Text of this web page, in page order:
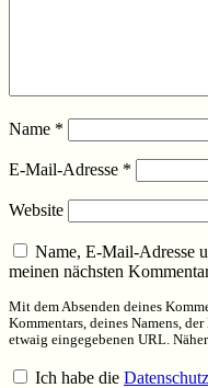
Name *
E-Mail-Adresse *
Website
Name, E-Mail-Adresse
meinen nächsten
Mit dem Absenden deines
Kommentars, deines Namens,
etwaig eingegebenen URL.
Ich habe die